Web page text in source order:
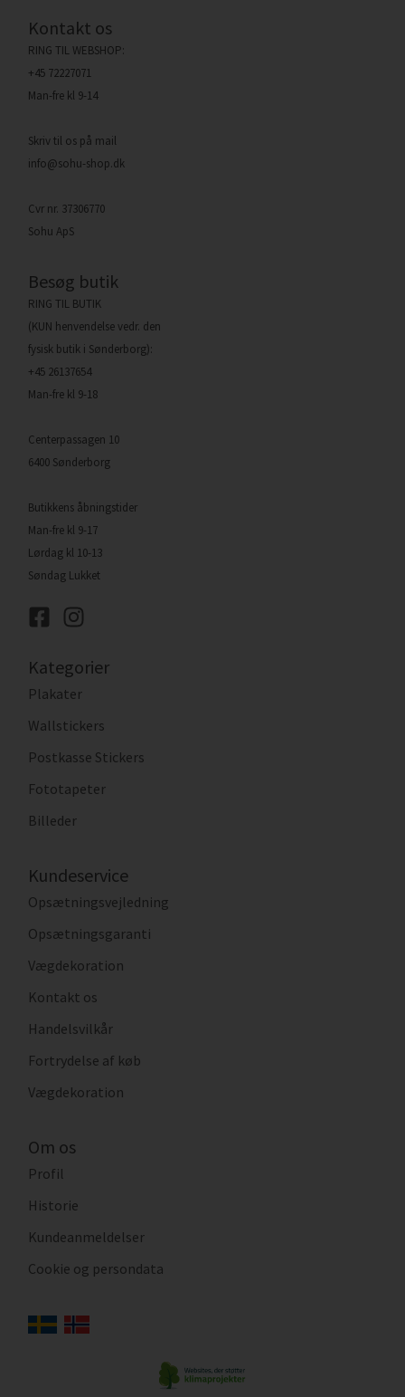
Kontakt os
RING TIL WEBSHOP:
+45 72227071
Man-fre kl 9-14
Skriv til os på mail
info@sohu-shop.dk
Cvr nr. 37306770
Sohu ApS
Besøg butik
RING TIL BUTIK
(KUN henvendelse vedr. den
fysisk butik i Sønderborg):
+45 26137654
Man-fre kl 9-18
Centerpassagen 10
6400 Sønderborg
Butikkens åbningstider
Man-fre kl 9-17
Lørdag kl 10-13
Søndag Lukket
Kategorier
Plakater
Wallstickers
Postkasse Stickers
Fototapeter
Billeder
Kundeservice
Opsætningsvejledning
Opsætningsgaranti
Vægdekoration
Kontakt os
Handelsvilkår
Fortrydelse af køb
Vægdekoration
Om os
Profil
Historie
Kundeanmeldelser
Cookie og persondata